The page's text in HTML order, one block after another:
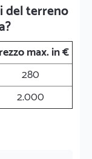
del terreno
max. in €
280
2.000